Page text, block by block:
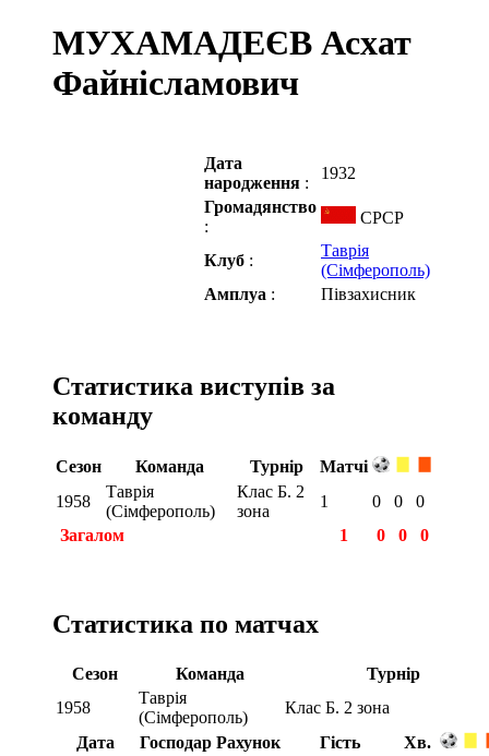
МУХАМАДЕЄВ Асхат
Файнісламович
Дата
народження :
1932
Громадянство
:
СРСР
Клуб :
Таврія
(Сімферополь)
Амплуа : Півзахисник
Статистика виступів за
команду
Сезон Команда Турнір
Матчі
1958
Таврія
(Сімферополь)
Клас Б. 2
зона
1 0 0
0
Загалом
1 0 0 0
Статистика по матчах
Сезон Команда
Турнір
1958
Таврія
(Сімферополь)
Клас Б. 2 зона
Дата
Господар Рахунок Гість
Хв.